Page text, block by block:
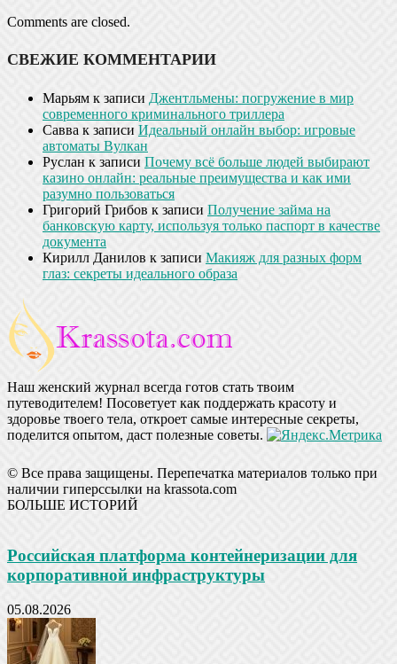
Comments are closed.
СВЕЖИЕ КОММЕНТАРИИ
Марьям к записи Джентльмены: погружение в мир
современного криминального триллера
Савва к записи Идеальный онлайн выбор: игровые
автоматы Вулкан
Руслан к записи Почему всё больше людей выбирают
казино онлайн: реальные преимущества и как ими
разумно пользоваться
Григорий Грибов к записи Получение займа на
банковскую карту, используя только паспорт в качестве
документа
Кирилл Данилов к записи Макияж для разных форм
глаз: секреты идеального образа
Наш женский журнал всегда готов стать твоим
путеводителем! Посоветует как поддержать красоту и
здоровье твоего тела, откроет самые интересные секреты,
поделится опытом, даст полезные советы.
© Все права защищены. Перепечатка материалов только при
наличии гиперссылки на krassota.com
БОЛЬШЕ ИСТОРИЙ
Российская платформа контейнеризации для
корпоративной инфраструктуры
05.08.2026